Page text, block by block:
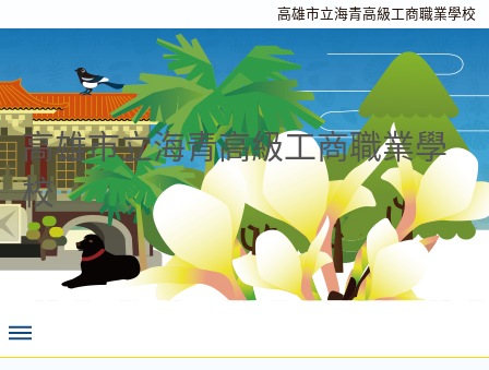
高雄市立海青高級工商職業學校
高雄市立海青高級工商職業學
校